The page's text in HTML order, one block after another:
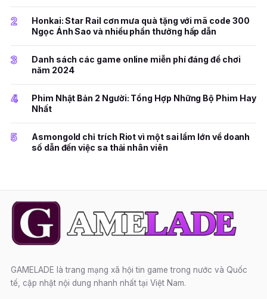
2
Honkai: Star Rail cơn mưa quà tặng với mã code 300
Ngọc Ánh Sao và nhiều phần thưởng hấp dẫn
3
Danh sách các game online miễn phí đáng để chơi
năm 2024
4
Phim Nhật Bản 2 Người: Tổng Hợp Những Bộ Phim Hay
Nhất
5
Asmongold chỉ trích Riot vì một sai lầm lớn về doanh
số dẫn đến việc sa thải nhân viên
GAMELADE là trang mạng xã hội tin game trong nước và Quốc
tế, cập nhật nội dung nhanh nhất tại Việt Nam.